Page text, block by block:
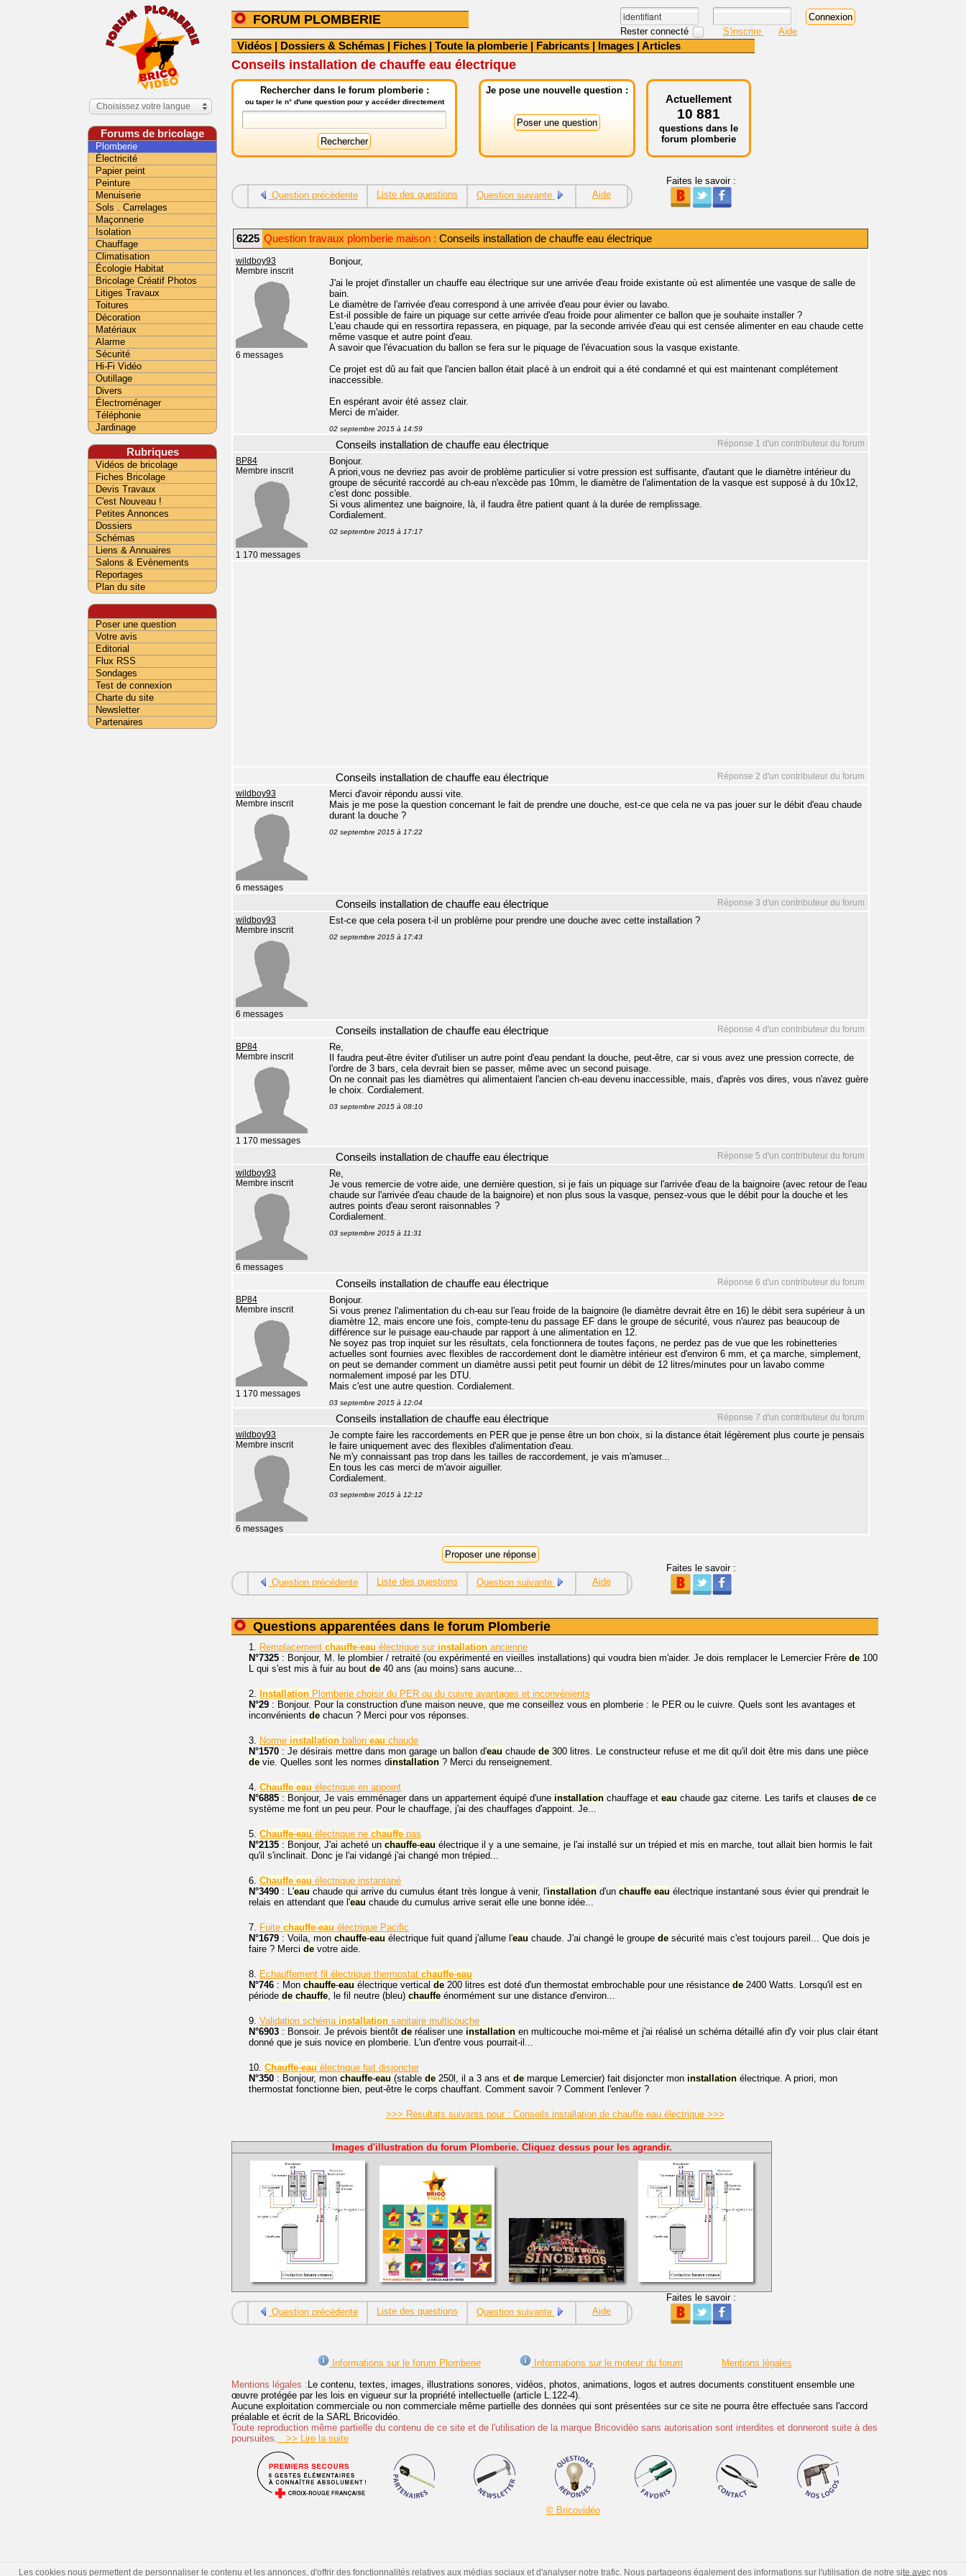
FORUM PLOMBERIE
Rester connecté S'inscrire Aide
Vidéos | Dossiers & Schémas | Fiches | Toute la plomberie | Fabricants | Images | Articles
Conseils installation de chauffe eau électrique
Rechercher dans le forum plomberie :
ou taper le n° d'une question pour y accéder directement
Je pose une nouvelle question :
Actuellement
10 881
questions dans le
forum plomberie
Question précédente Liste des questions Question suivante Aide
Faites le savoir :
6225 Question travaux plomberie maison : Conseils installation de chauffe eau électrique
wildboy93
Membre inscrit
6 messages
Bonjour,
J'ai le projet d'installer un chauffe eau électrique sur une arrivée d'eau froide existante où est alimentée une vasque de salle de
bain.
Le diamètre de l'arrivée d'eau correspond à une arrivée d'eau pour évier ou lavabo.
Est-il possible de faire un piquage sur cette arrivée d'eau froide pour alimenter ce ballon que je souhaite installer ?
L'eau chaude qui en ressortira repassera, en piquage, par la seconde arrivée d'eau qui est censée alimenter en eau chaude cette
même vasque et autre point d'eau.
A savoir que l'évacuation du ballon se fera sur le piquage de l'évacuation sous la vasque existante.
Ce projet est dû au fait que l'ancien ballon était placé à un endroit qui a été condamné et qui est maintenant complétement
inaccessible.
En espérant avoir été assez clair.
Merci de m'aider.
02 septembre 2015 à 14:59
Réponse 1 d'un contributeur du forum
Conseils installation de chauffe eau électrique
BP84
Membre inscrit
1 170 messages
Bonjour.
A priori,vous ne devriez pas avoir de problème particulier si votre pression est suffisante, d'autant que le diamètre intérieur du
groupe de sécurité raccordé au ch-eau n'excède pas 10mm, le diamètre de l'alimentation de la vasque est supposé à du 10x12,
c'est donc possible.
Si vous alimentez une baignoire, là, il faudra être patient quant à la durée de remplissage.
Cordialement.
02 septembre 2015 à 17:17
Réponse 2 d'un contributeur du forum
Conseils installation de chauffe eau électrique
wildboy93
Membre inscrit
6 messages
Merci d'avoir répondu aussi vite.
Mais je me pose la question concernant le fait de prendre une douche, est-ce que cela ne va pas jouer sur le débit d'eau chaude
durant la douche ?
02 septembre 2015 à 17:22
Réponse 3 d'un contributeur du forum
Conseils installation de chauffe eau électrique
wildboy93
Membre inscrit
6 messages
Est-ce que cela posera t-il un problème pour prendre une douche avec cette installation ?
02 septembre 2015 à 17:43
Réponse 4 d'un contributeur du forum
Conseils installation de chauffe eau électrique
BP84
Membre inscrit
1 170 messages
Re,
Il faudra peut-être éviter d'utiliser un autre point d'eau pendant la douche, peut-être, car si vous avez une pression correcte, de
l'ordre de 3 bars, cela devrait bien se passer, même avec un second puisage.
On ne connait pas les diamètres qui alimentaient l'ancien ch-eau devenu inaccessible, mais, d'après vos dires, vous n'avez guère
le choix. Cordialement.
03 septembre 2015 à 08:10
Réponse 5 d'un contributeur du forum
Conseils installation de chauffe eau électrique
wildboy93
Membre inscrit
6 messages
Re,
Je vous remercie de votre aide, une dernière question, si je fais un piquage sur l'arrivée d'eau de la baignoire (avec retour de l'eau
chaude sur l'arrivée d'eau chaude de la baignoire) et non plus sous la vasque, pensez-vous que le débit pour la douche et les
autres points d'eau seront raisonnables ?
Cordialement.
03 septembre 2015 à 11:31
Réponse 6 d'un contributeur du forum
Conseils installation de chauffe eau électrique
BP84
Membre inscrit
1 170 messages
Bonjour.
Si vous prenez l'alimentation du ch-eau sur l'eau froide de la baignoire (le diamètre devrait être en 16) le débit sera supérieur à un
diamètre 12, mais encore une fois, compte-tenu du passage EF dans le groupe de sécurité, vous n'aurez pas beaucoup de
différence sur le puisage eau-chaude par rapport à une alimentation en 12.
Ne soyez pas trop inquiet sur les résultats, cela fonctionnera de toutes façons, ne perdez pas de vue que les robinetteries
actuelles sont fournies avec flexibles de raccordement dont le diamètre intérieur est d'environ 6 mm, et ça marche, simplement,
on peut se demander comment un diamètre aussi petit peut fournir un débit de 12 litres/minutes pour un lavabo comme
normalement imposé par les DTU.
Mais c'est une autre question. Cordialement.
03 septembre 2015 à 12:04
Réponse 7 d'un contributeur du forum
Conseils installation de chauffe eau électrique
wildboy93
Membre inscrit
6 messages
Je compte faire les raccordements en PER que je pense être un bon choix, si la distance était légèrement plus courte je pensais
le faire uniquement avec des flexibles d'alimentation d'eau.
Ne m'y connaissant pas trop dans les tailles de raccordement, je vais m'amuser...
En tous les cas merci de m'avoir aiguiller.
Cordialement.
03 septembre 2015 à 12:12
Question précédente Liste des questions Question suivante Aide
Faites le savoir :
Questions apparentées dans le forum Plomberie
1. Remplacement chauffe-eau électrique sur installation ancienne
N°7325 : Bonjour, M. le plombier / retraité (ou expérimenté en vieilles installations) qui voudra bien m'aider. Je dois remplacer le Lemercier Frère de 100
L qui s'est mis à fuir au bout de 40 ans (au moins) sans aucune...
2. Installation Plomberie choisir du PER ou du cuivre avantages et inconvénients
N°29 : Bonjour. Pour la construction d'une maison neuve, que me conseillez vous en plomberie : le PER ou le cuivre. Quels sont les avantages et
inconvénients de chacun ? Merci pour vos réponses.
3. Norme installation ballon eau chaude
N°1570 : Je désirais mettre dans mon garage un ballon d'eau chaude de 300 litres. Le constructeur refuse et me dit qu'il doit être mis dans une pièce
de vie. Quelles sont les normes dinstallation ? Merci du renseignement.
4. Chauffe eau électrique en appoint
N°6885 : Bonjour, Je vais emménager dans un appartement équipé d'une installation chauffage et eau chaude gaz citerne. Les tarifs et clauses de ce
système me font un peu peur. Pour le chauffage, j'ai des chauffages d'appoint. Je...
5. Chauffe-eau électrique ne chauffe pas
N°2135 : Bonjour, J'ai acheté un chauffe-eau électrique il y a une semaine, je l'ai installé sur un trépied et mis en marche, tout allait bien hormis le fait
qu'il s'inclinait. Donc je l'ai vidangé j'ai changé mon trépied...
6. Chauffe eau électrique instantané
N°3490 : L'eau chaude qui arrive du cumulus étant très longue à venir, l'installation d'un chauffe eau électrique instantané sous évier qui prendrait le
relais en attendant que l'eau chaude du cumulus arrive serait elle une bonne idée...
7. Fuite chauffe-eau électrique Pacific
N°1679 : Voila, mon chauffe-eau électrique fuit quand j'allume l'eau chaude. J'ai changé le groupe de sécurité mais c'est toujours pareil... Que dois je
faire ? Merci de votre aide.
8. Echauffement fil électrique thermostat chauffe-eau
N°746 : Mon chauffe-eau électrique vertical de 200 litres est doté d'un thermostat embrochable pour une résistance de 2400 Watts. Lorsqu'il est en
période de chauffe, le fil neutre (bleu) chauffe énormément sur une distance d'environ...
9. Validation schéma installation sanitaire multicouche
N°6903 : Bonsoir. Je prévois bientôt de réaliser une installation en multicouche moi-même et j'ai réalisé un schéma détaillé afin d'y voir plus clair étant
donné que je suis novice en plomberie. L'un d'entre vous pourrait-il...
10. Chauffe-eau électrique fait disjoncter
N°350 : Bonjour, mon chauffe-eau (stable de 250l, il a 3 ans et de marque Lemercier) fait disjoncter mon installation électrique. A priori, mon
thermostat fonctionne bien, peut-être le corps chauffant. Comment savoir ? Comment l'enlever ?
>>> Résultats suivants pour : Conseils installation de chauffe eau électrique >>>
Images d'illustration du forum Plomberie. Cliquez dessus pour les agrandir.
Question précédente Liste des questions Question suivante Aide
Faites le savoir :
Informations sur le forum Plomberie Informations sur le moteur du forum
Mentions légales
Mentions légales :Le contenu, textes, images, illustrations sonores, vidéos, photos, animations, logos et autres documents constituent ensemble une
œuvre protégée par les lois en vigueur sur la propriété intellectuelle (article L.122-4).
Aucune exploitation commerciale ou non commerciale même partielle des données qui sont présentées sur ce site ne pourra être effectuée sans l'accord
préalable et écrit de la SARL Bricovidéo.
Toute reproduction même partielle du contenu de ce site et de l'utilisation de la marque Bricovidéo sans autorisation sont interdites et donneront suite à des
poursuites.
>> Lire la suite
© Bricovidéo
Choisissez votre langue
Forums de bricolage
Plomberie
Électricité
Papier peint
Peinture
Menuiserie
Sols . Carrelages
Maçonnerie
Isolation
Chauffage
Climatisation
Écologie Habitat
Bricolage Créatif Photos
Litiges Travaux
Toitures
Décoration
Matériaux
Alarme
Sécurité
Hi-Fi Vidéo
Outillage
Divers
Électroménager
Téléphonie
Jardinage
Rubriques
Vidéos de bricolage
Fiches Bricolage
Devis Travaux
C'est Nouveau !
Petites Annonces
Dossiers
Schémas
Liens & Annuaires
Salons & Evènements
Reportages
Plan du site
Poser une question
Votre avis
Editorial
Flux RSS
Sondages
Test de connexion
Charte du site
Newsletter
Partenaires
Les cookies nous permettent de personnaliser le contenu et les annonces, d'offrir des fonctionnalités relatives aux médias sociaux et d'analyser notre trafic. Nous partageons également des informations sur l'utilisation de notre site avec nos